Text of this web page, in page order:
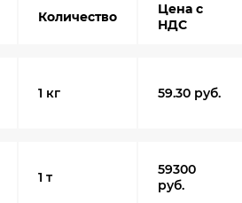
Количество
Цена с
НДС
1 кг 59.30 руб.
1 т
59300
руб.